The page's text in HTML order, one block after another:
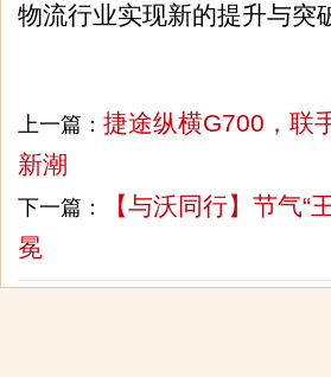
物流行业实现新的提升与突
上一篇： 捷途纵横G700，联
新潮
下一篇：
【与沃同行】节气“
冕